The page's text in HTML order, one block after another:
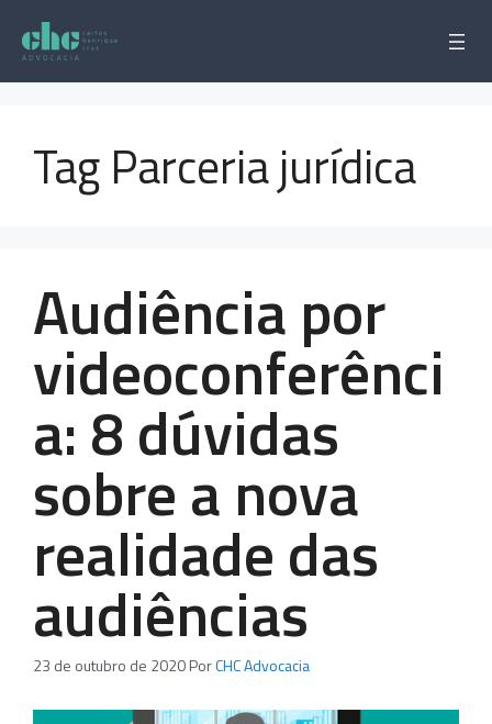
para
conteúdo
Tag Parceria jurídica
Audiência por
videoconferênci
a: 8 dúvidas
sobre a nova
realidade das
audiências
23 de outubro de 2020PorCHC Advocacia